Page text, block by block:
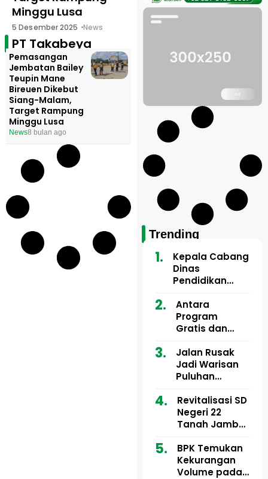
Minggu Lusa
5 Desember 2025 News
PT Takabeya
Pemasangan
Jembatan Bailey
Teupin Mane
Bireuen Dikebut
Siang-Malam,
Target Rampung
Minggu Lusa
News8 bulan ago
Trending
Kepala Cabang
Dinas
Pendidikan
Utara Buka
Pelatihan Deep
Learning serta
Artifisial bagi
Guru
Matematika
Antara
Program
Gratis dan
Motor Imum
Gampong, Uji
Nyali APH
Bermain di
Balik Rp250
Ribu
Jalan Rusak
Jadi Warisan
Puluhan
dan Tgk
Muharuddin
Kini Didesak
Revitalisasi SD
Negeri 22
Tanah Jambo
Miliar Tuai
Sorotan, Publik
Pertanyakan
BPK Temukan
Kekurangan
Volume pada